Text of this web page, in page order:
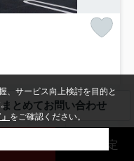
インターホン
まとめてお問い合わせ
売却査定
、サービス向上検討を目的と
をご確認ください。